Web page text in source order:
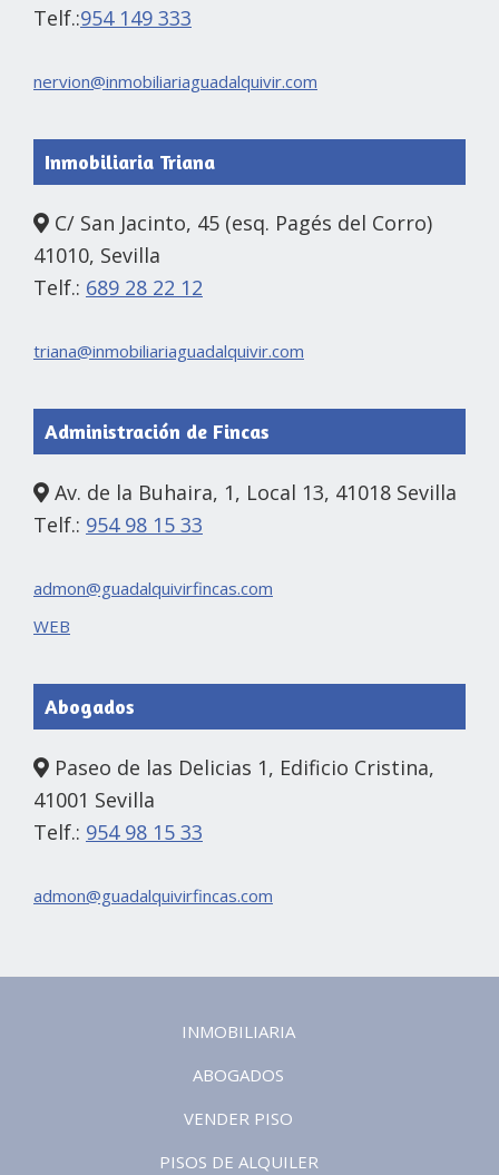
Telf.:954 149 333
nervion@inmobiliariaguadalquivir.com
Inmobiliaria Triana
C/ San Jacinto, 45 (esq. Pagés del Corro)
41010, Sevilla
Telf.: 689 28 22 12
triana@inmobiliariaguadalquivir.com
Administración de Fincas
Av. de la Buhaira, 1, Local 13, 41018 Sevilla
Telf.: 954 98 15 33
admon@guadalquivirfincas.com
WEB
Abogados
Paseo de las Delicias 1, Edificio Cristina,
41001 Sevilla
Telf.: 954 98 15 33
admon@guadalquivirfincas.com
INMOBILIARIA
ABOGADOS
VENDER PISO
PISOS DE ALQUILER